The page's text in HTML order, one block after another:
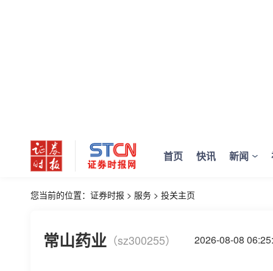
首页 快讯 新闻
您当前的位置： 证券时报 > 服务 > 投关主页
常山药业 （sz300255） 2026-08-08